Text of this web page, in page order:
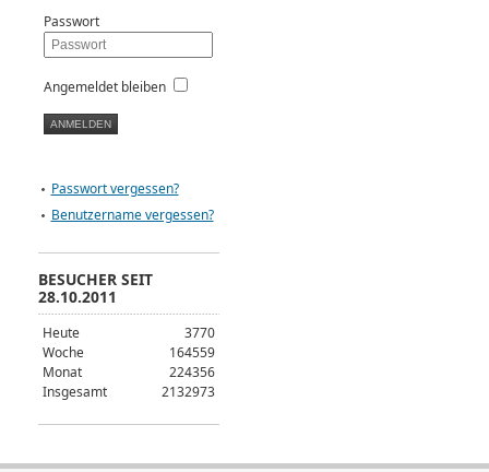
Passwort
Angemeldet bleiben
Passwort vergessen?
Benutzername vergessen?
BESUCHER SEIT
28.10.2011
Heute
3770
Woche
164559
Monat
224356
Insgesamt
2132973